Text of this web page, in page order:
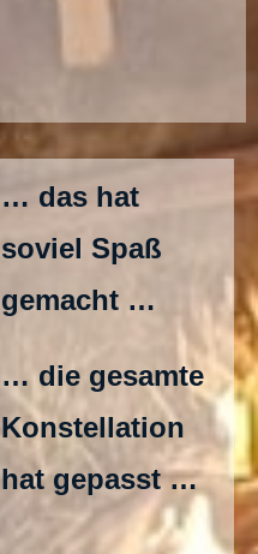
… das hat
soviel Spaß
gemacht …
… die gesamte
Konstellation
hat gepasst …